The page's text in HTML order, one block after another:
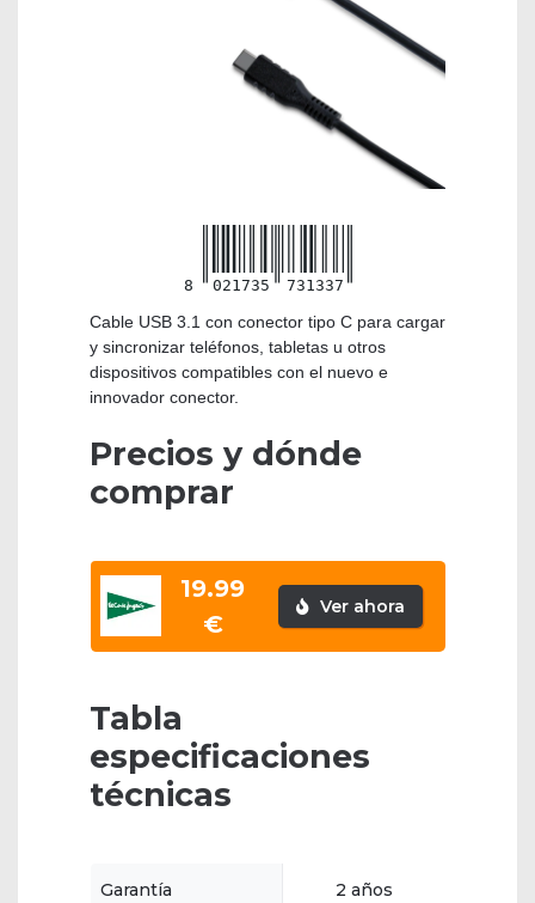
8 021735 731337
Cable USB 3.1 con conector tipo C para cargar
y sincronizar teléfonos, tabletas u otros
dispositivos compatibles con el nuevo e
innovador conector.
Precios y dónde
comprar
19.99
€
Ver ahora
Tabla
especificaciones
técnicas
Garantía 2 años